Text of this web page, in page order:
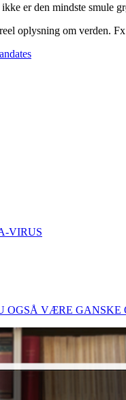
er den mindste smule
oplysning om verden.
VIRUS
OGSÅ VÆRE GANSKE